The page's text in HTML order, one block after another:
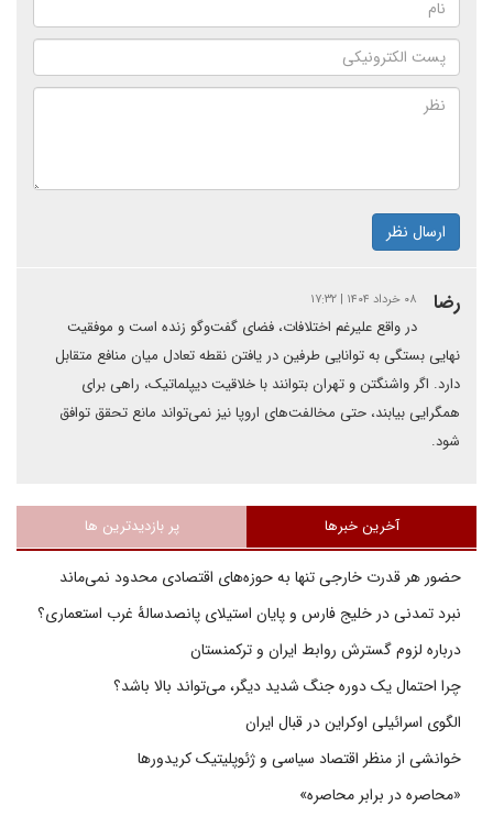
ارسال نظر
رضا ۰۸ خرداد ۱۴۰۴ | ۱۷:۳۲
در واقع علیرغم اختلافات، فضای گفت‌وگو زنده است و موفقیت
نهایی بستگی به توانایی طرفین در یافتن نقطه تعادل میان منافع متقابل
دارد. اگر واشنگتن و تهران بتوانند با خلاقیت دیپلماتیک، راهی برای
همگرایی بیابند، حتی مخالفت‌های اروپا نیز نمی‌تواند مانع تحقق توافق
شود.
آخرین خبرها پر بازدیدترین ها
حضور هر قدرت خارجی تنها به حوزه‌های اقتصادی محدود نمی‌ماند
نبرد تمدنی در خلیج فارس و پایان استیلای پانصدسالۀ غرب استعماری؟
درباره لزوم گسترش روابط ایران و ترکمنستان
چرا احتمال یک دوره جنگ شدید دیگر، می‌تواند بالا باشد؟
الگوی اسرائیلی اوکراین در قبال ایران
خوانشی از منظر اقتصاد سیاسی و ژئوپلیتیک کریدورها
«محاصره در برابر محاصره»